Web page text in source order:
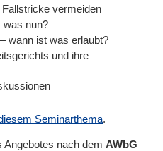
vermeiden
was nun?
wann ist was erlaubt?
und ihre
Seminarthema.
Angebotes nach dem AWbG